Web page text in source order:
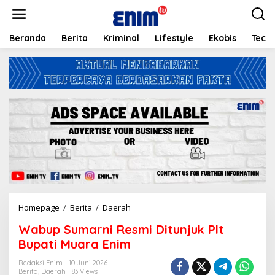
t
Beranda Berita Kriminal Lifestyle Ekobis
Homepage / Berita / Daerah
b
Wabup Sumarni Resmi Ditunjuk Plt
Bupati Muara Enim
Redaksi Enim
10 Juni 2026
Berita, Daerah 83 Views